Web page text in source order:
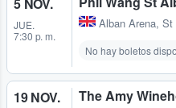
5 NOV.
JUE.
7:30 p. m.
Alban Arena, St
No hay boletos
19 NOV. The Amy